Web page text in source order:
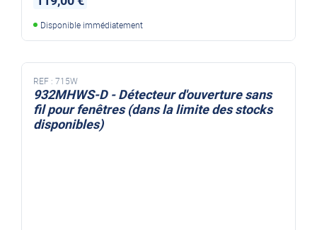
Disponible immédiatement
REF : 715W
932MHWS-D - Détecteur d'ouverture sans
fil pour fenêtres (dans la limite des stocks
disponibles)